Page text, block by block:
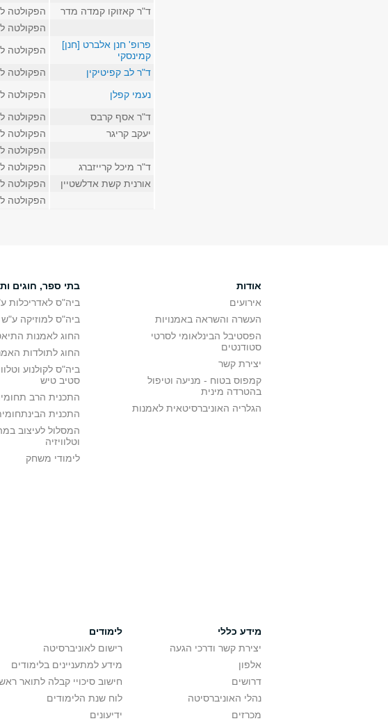
ד"ר קאזוקו קמדה מדר
הפקולטה
הפקולטה
פרופ' חנן אלברט [חנן]
קמינסקי
הפקולטה
ד"ר לב קפיטיקין
הפקולטה
נעמי קפלן
הפקולטה
ד"ר אסף קרבס
הפקולטה
יעקב קריגר
הפקולטה
הפקולטה
ד"ר מיכל קרייזברג
הפקולטה
אורנית קשת אדלשטיין
הפקולטה
הפקולטה
אודות
אירועים
העשרה והשראה באמנויות
הפסטיבל הבינלאומי לסרטי
סטודנטים
יצירת קשר
קמפוס בטוח - מניעה וטיפול
בהטרדה מינית
הגלריה האוניברסיטאית לאמנות
בתי ספר, חוגים
ביה"ס לאדריכלות
ביה"ס למוזיקה
החוג לאמנות
החוג לתולדות
ביה"ס לקולנוע
סטיב טיש
התכנית הרב
התכנית
המסלול לעיצוב
וטלוויזיה
לימודי משחק
מידע כללי
יצירת קשר ודרכי הגעה
אלפון
דרושים
נהלי האוניברסיטה
מכרזים
לימודים
רישום לאוניברסיטה
מידע למתעניינים בלימודים
חישוב סיכויי קבלה לתואר
לוח שנת הלימודים
ידיעונים